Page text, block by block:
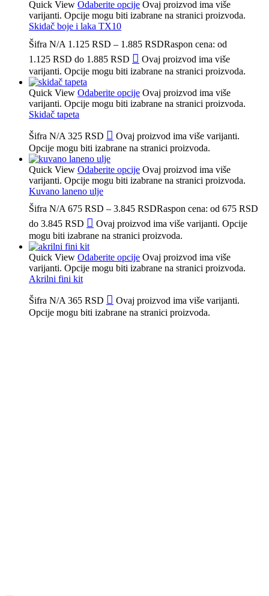
Quick View Odaberite opcije Ovaj proizvod ima više
varijanti. Opcije mogu biti izabrane na stranici proizvoda.
Skidač boje i laka TX10
Šifra N/A 1.125 RSD – 1.885 RSDRaspon cena: od
1.125 RSD do 1.885 RSD
Ovaj proizvod ima više
varijanti. Opcije mogu biti izabrane na stranici proizvoda.
Quick View Odaberite opcije Ovaj proizvod ima više
varijanti. Opcije mogu biti izabrane na stranici proizvoda.
Skidač tapeta
Šifra N/A 325 RSD
Ovaj proizvod ima više varijanti.
Opcije mogu biti izabrane na stranici proizvoda.
Quick View Odaberite opcije Ovaj proizvod ima više
varijanti. Opcije mogu biti izabrane na stranici proizvoda.
Kuvano laneno ulje
Šifra N/A 675 RSD – 3.845 RSDRaspon cena: od 675 RSD
do 3.845 RSD
Ovaj proizvod ima više varijanti. Opcije
mogu biti izabrane na stranici proizvoda.
Quick View Odaberite opcije Ovaj proizvod ima više
varijanti. Opcije mogu biti izabrane na stranici proizvoda.
Akrilni fini kit
Šifra N/A 365 RSD
Ovaj proizvod ima više varijanti.
Opcije mogu biti izabrane na stranici proizvoda.